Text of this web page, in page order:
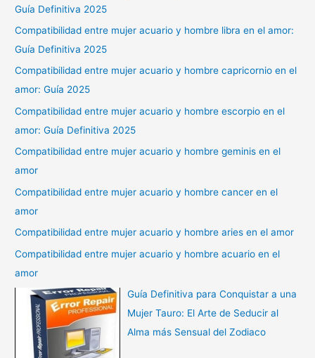
Guía Definitiva 2025
Compatibilidad entre mujer acuario y hombre libra en el amor:
Guía Definitiva 2025
Compatibilidad entre mujer acuario y hombre capricornio en el
amor: Guía 2025
Compatibilidad entre mujer acuario y hombre escorpio en el
amor: Guía Definitiva 2025
Compatibilidad entre mujer acuario y hombre geminis en el
amor
Compatibilidad entre mujer acuario y hombre cancer en el
amor
Compatibilidad entre mujer acuario y hombre aries en el amor
Compatibilidad entre mujer acuario y hombre acuario en el
amor
Guía Definitiva para Conquistar a una
Mujer Tauro: El Arte de Seducir al
Alma más Sensual del Zodiaco